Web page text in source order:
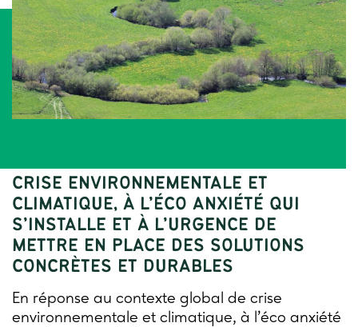
CRISE ENVIRONNEMENTALE ET
CLIMATIQUE, À L’ÉCO ANXIÉTÉ QUI
S’INSTALLE ET À L’URGENCE DE
METTRE EN PLACE DES SOLUTIONS
CONCRÈTES ET DURABLES
En réponse au contexte global de crise
environnementale et climatique, à l’éco anxiété